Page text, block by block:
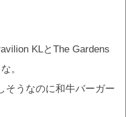
KLとThe Gardens
。
そうなのに和牛バーガー